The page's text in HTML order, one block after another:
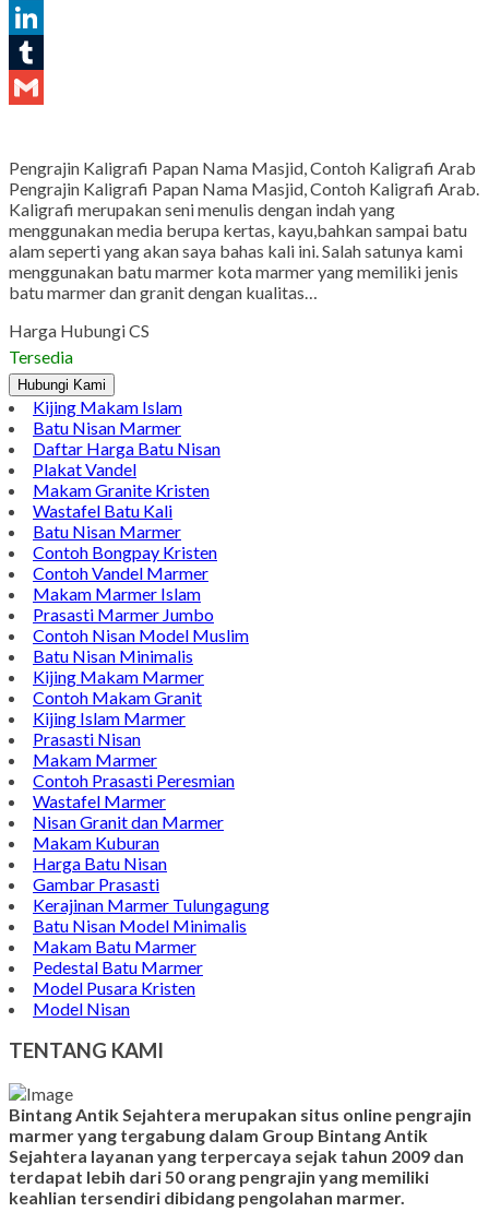
Pinterest
LinkedIn
Tumblr
Pengrajin Kaligrafi Papan Nama Masjid, Contoh Kaligrafi Arab
Pengrajin Kaligrafi Papan Nama Masjid, Contoh Kaligrafi Arab.
Kaligrafi merupakan seni menulis dengan indah yang
menggunakan media berupa kertas, kayu,bahkan sampai batu
alam seperti yang akan saya bahas kali ini. Salah satunya kami
menggunakan batu marmer kota marmer yang memiliki jenis
batu marmer dan granit dengan kualitas…
Harga Hubungi CS
Tersedia
Hubungi Kami
Kijing Makam Islam
Batu Nisan Marmer
Daftar Harga Batu Nisan
Plakat Vandel
Makam Granite Kristen
Wastafel Batu Kali
Batu Nisan Marmer
Contoh Bongpay Kristen
Contoh Vandel Marmer
Makam Marmer Islam
Prasasti Marmer Jumbo
Contoh Nisan Model Muslim
Batu Nisan Minimalis
Kijing Makam Marmer
Contoh Makam Granit
Kijing Islam Marmer
Prasasti Nisan
Makam Marmer
Contoh Prasasti Peresmian
Wastafel Marmer
Nisan Granit dan Marmer
Makam Kuburan
Harga Batu Nisan
Gambar Prasasti
Kerajinan Marmer Tulungagung
Batu Nisan Model Minimalis
Makam Batu Marmer
Pedestal Batu Marmer
Model Pusara Kristen
Model Nisan
TENTANG KAMI
Bintang Antik Sejahtera merupakan situs online pengrajin
marmer yang tergabung dalam Group Bintang Antik
Sejahtera layanan yang terpercaya sejak tahun 2009 dan
terdapat lebih dari 50 orang pengrajin yang memiliki
keahlian tersendiri dibidang pengolahan marmer.